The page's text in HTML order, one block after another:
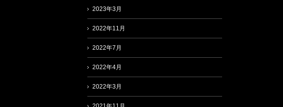
2023年3月
2022年11月
2022年7月
2022年4月
2022年3月